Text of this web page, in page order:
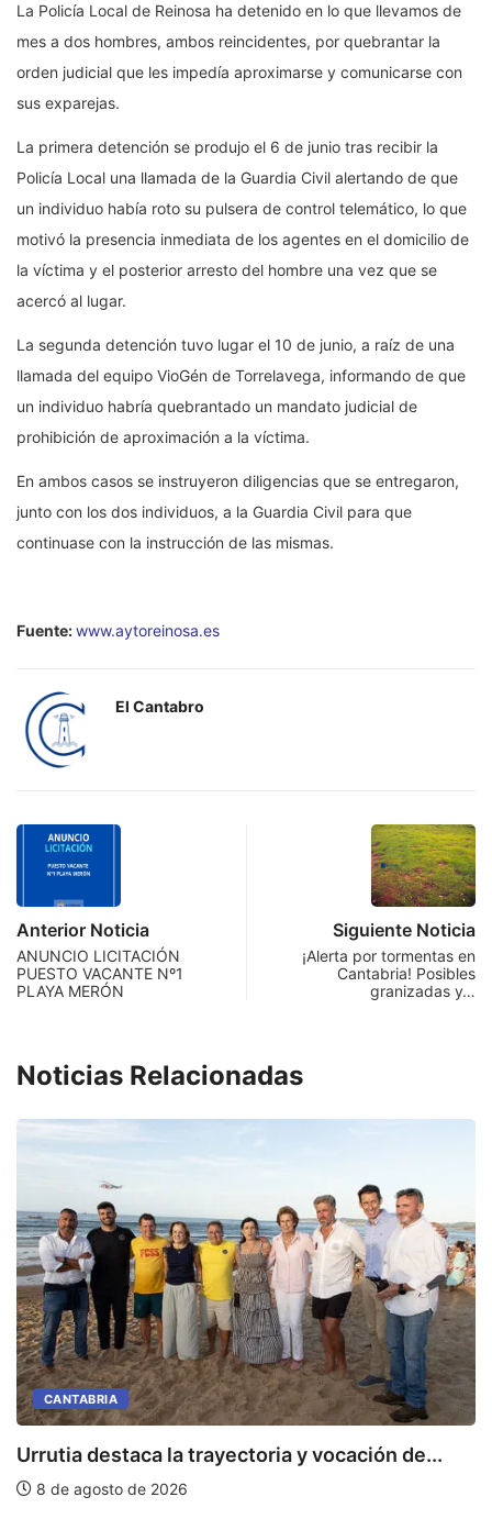
La Policía Local de Reinosa ha detenido en lo que llevamos de
mes a dos hombres, ambos reincidentes, por quebrantar la
orden judicial que les impedía aproximarse y comunicarse con
sus exparejas.
La primera detención se produjo el 6 de junio tras recibir la
Policía Local una llamada de la Guardia Civil alertando de que
un individuo había roto su pulsera de control telemático, lo que
motivó la presencia inmediata de los agentes en el domicilio de
la víctima y el posterior arresto del hombre una vez que se
acercó al lugar.
La segunda detención tuvo lugar el 10 de junio, a raíz de una
llamada del equipo VioGén de Torrelavega, informando de que
un individuo habría quebrantado un mandato judicial de
prohibición de aproximación a la víctima.
En ambos casos se instruyeron diligencias que se entregaron,
junto con los dos individuos, a la Guardia Civil para que
continuase con la instrucción de las mismas.
Fuente:www.aytoreinosa.es
El Cantabro
Anterior Noticia
ANUNCIO LICITACIÓN
PUESTO VACANTE Nº1
PLAYA MERÓN
Siguiente Noticia
¡Alerta por tormentas en
Cantabria! Posibles
granizadas y…
Noticias Relacionadas
CANTABRIA
Urrutia destaca la trayectoria y vocación de...
8 de agosto de 2026